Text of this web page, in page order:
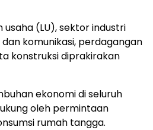
(LU), sektor industri
komunikasi, perdagangan
konstruksi diprakirakan
ekonomi di seluruh
oleh permintaan
rumah tangga.